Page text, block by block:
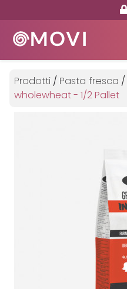
Prodotti
Contatti
Prodotti / Pasta fresca /
wholewheat - 1/2 Pallet